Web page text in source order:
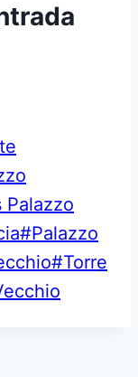
Palazzo
#Palazzo
#Torre